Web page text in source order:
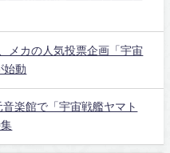
メカの人気投票企画「宇宙
始動
楽館で「宇宙戦艦ヤマト